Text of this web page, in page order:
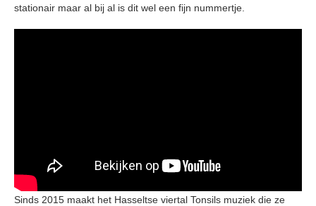
stationair maar al bij al is dit wel een fijn nummertje.
Sinds 2015 maakt het Hasseltse viertal Tonsils muziek die ze